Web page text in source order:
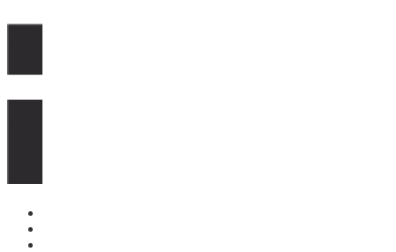
Перейти
содержимому